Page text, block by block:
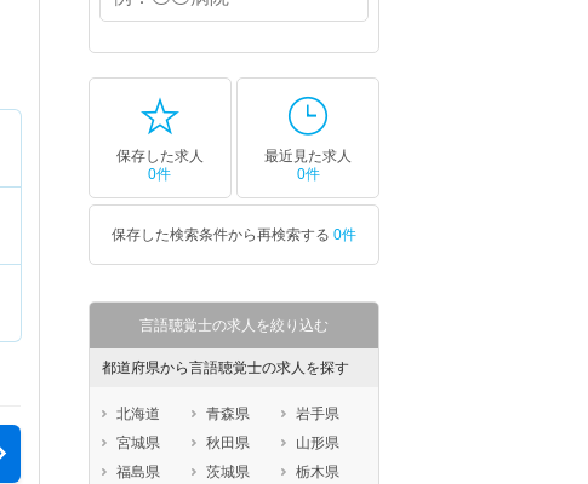
保存した求人
0件
最近見た求人
0件
保存した検索条件から再検索する 0件
言語聴覚士の求人を絞り込む
都道府県から言語聴覚士の求人を探す
北海道 青森県
岩手県
宮城県
秋田県
山形県
福島県
茨城県
栃木県